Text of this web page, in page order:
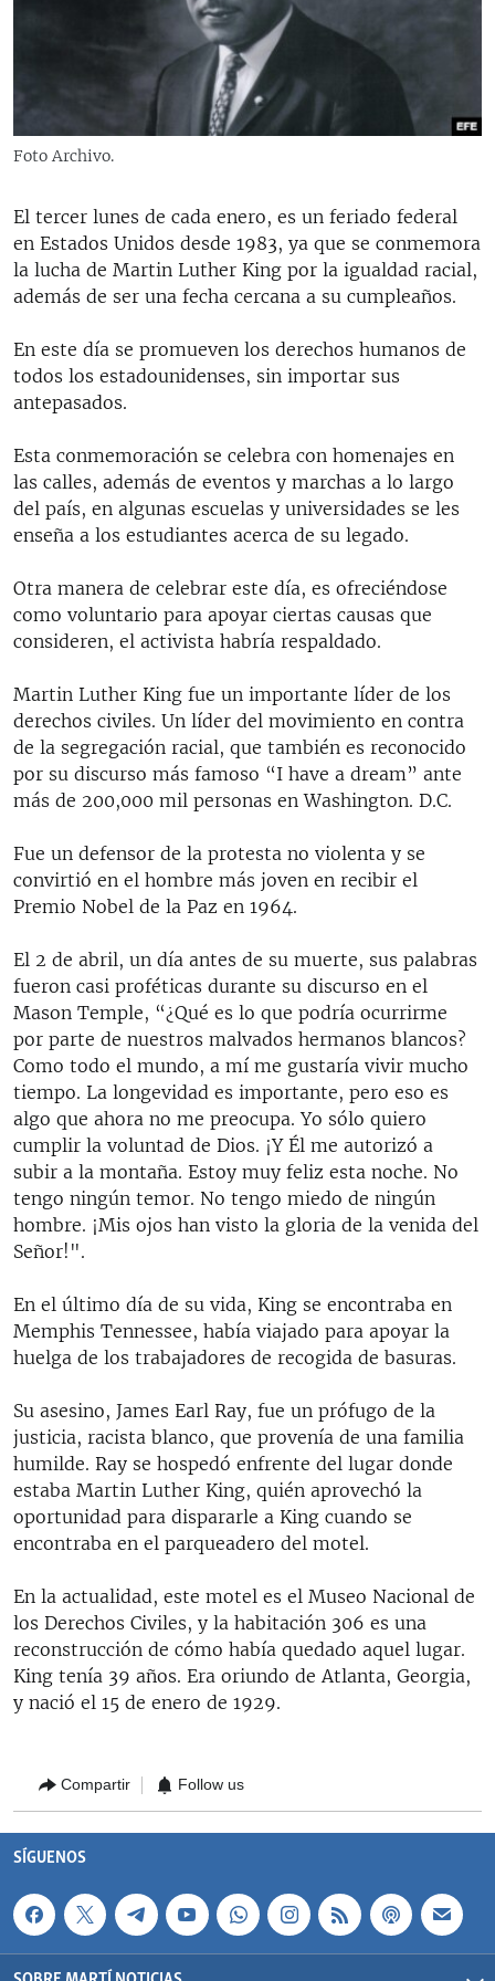
LA REALIDAD DE LA VIVIENDA EN CUBA
KENTU-CUBANO
DESINFORMACIÓN RUSA EN AMÉRICA LATINA
LA INVASIÓN DE RUSIA A UCRANIA
MULTIMEDIA
EDITORIALES
Foto Archivo.
El tercer lunes de cada enero, es un feriado federal
en Estados Unidos desde 1983, ya que se conmemora
la lucha de Martin Luther King por la igualdad racial,
además de ser una fecha cercana a su cumpleaños.
En este día se promueven los derechos humanos de
todos los estadounidenses, sin importar sus
antepasados.
Esta conmemoración se celebra con homenajes en
las calles, además de eventos y marchas a lo largo
del país, en algunas escuelas y universidades se les
enseña a los estudiantes acerca de su legado.
Otra manera de celebrar este día, es ofreciéndose
como voluntario para apoyar ciertas causas que
consideren, el activista habría respaldado.
Martin Luther King fue un importante líder de los
derechos civiles. Un líder del movimiento en contra
de la segregación racial, que también es reconocido
por su discurso más famoso “I have a dream” ante
más de 200,000 mil personas en Washington. D.C.
Fue un defensor de la protesta no violenta y se
convirtió en el hombre más joven en recibir el
Premio Nobel de la Paz en 1964.
El 2 de abril, un día antes de su muerte, sus palabras
fueron casi proféticas durante su discurso en el
Mason Temple, “¿Qué es lo que podría ocurrirme
por parte de nuestros malvados hermanos blancos?
Como todo el mundo, a mí me gustaría vivir mucho
tiempo. La longevidad es importante, pero eso es
algo que ahora no me preocupa. Yo sólo quiero
cumplir la voluntad de Dios. ¡Y Él me autorizó a
subir a la montaña. Estoy muy feliz esta noche. No
tengo ningún temor. No tengo miedo de ningún
hombre. ¡Mis ojos han visto la gloria de la venida del
Señor!".
En el último día de su vida, King se encontraba en
Memphis Tennessee, había viajado para apoyar la
huelga de los trabajadores de recogida de basuras.
Su asesino, James Earl Ray, fue un prófugo de la
justicia, racista blanco, que provenía de una familia
humilde. Ray se hospedó enfrente del lugar donde
estaba Martin Luther King, quién aprovechó la
oportunidad para dispararle a King cuando se
encontraba en el parqueadero del motel.
En la actualidad, este motel es el Museo Nacional de
los Derechos Civiles, y la habitación 306 es una
reconstrucción de cómo había quedado aquel lugar.
King tenía 39 años. Era oriundo de Atlanta, Georgia,
y nació el 15 de enero de 1929.
Compartir Follow us
SÍGUENOS